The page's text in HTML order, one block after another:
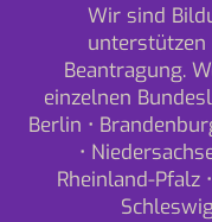
Wir sind
unterstützen
Beantragung.
einzelnen
Berlin •
•
Rheinland-Pfalz •